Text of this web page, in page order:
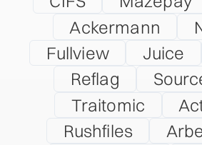
Ackermann
Fullview
Juice
Reflag
Traitomic
Rushfiles